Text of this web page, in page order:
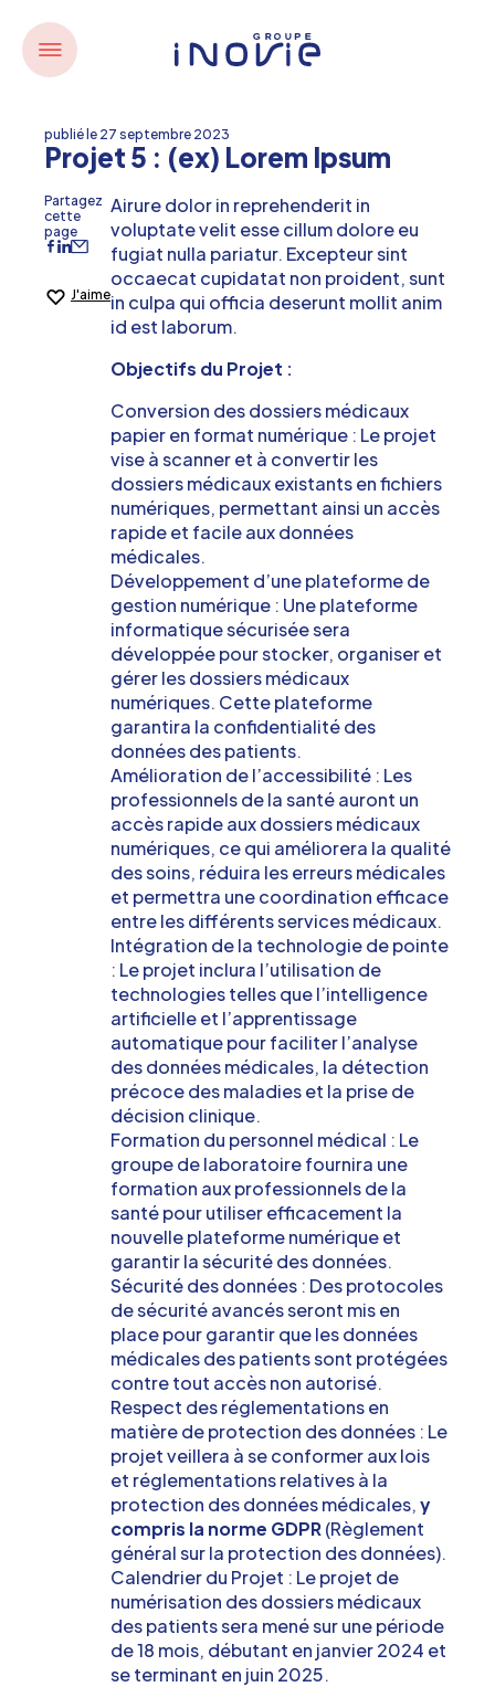
content
publié le 27 septembre 2023
Projet 5 : (ex) Lorem Ipsum
Partagez
cette
page
J'aime
Airure dolor in reprehenderit in
voluptate velit esse cillum dolore eu
fugiat nulla pariatur. Excepteur sint
occaecat cupidatat non proident, sunt
in culpa qui officia deserunt mollit anim
id est laborum.
Objectifs du Projet :
Conversion des dossiers médicaux
papier en format numérique : Le projet
vise à scanner et à convertir les
dossiers médicaux existants en fichiers
numériques, permettant ainsi un accès
rapide et facile aux données
médicales.
Développement d’une plateforme de
gestion numérique : Une plateforme
informatique sécurisée sera
développée pour stocker, organiser et
gérer les dossiers médicaux
numériques. Cette plateforme
garantira la confidentialité des
données des patients.
Amélioration de l’accessibilité : Les
professionnels de la santé auront un
accès rapide aux dossiers médicaux
numériques, ce qui améliorera la qualité
des soins, réduira les erreurs médicales
et permettra une coordination efficace
entre les différents services médicaux.
Intégration de la technologie de pointe
: Le projet inclura l’utilisation de
technologies telles que l’intelligence
artificielle et l’apprentissage
automatique pour faciliter l’analyse
des données médicales, la détection
précoce des maladies et la prise de
décision clinique.
Formation du personnel médical : Le
groupe de laboratoire fournira une
formation aux professionnels de la
santé pour utiliser efficacement la
nouvelle plateforme numérique et
garantir la sécurité des données.
Sécurité des données : Des protocoles
de sécurité avancés seront mis en
place pour garantir que les données
médicales des patients sont protégées
contre tout accès non autorisé.
Respect des réglementations en
matière de protection des données : Le
projet veillera à se conformer aux lois
et réglementations relatives à la
protection des données médicales,y
compris la norme GDPR(Règlement
général sur la protection des données).
Calendrier du Projet : Le projet de
numérisation des dossiers médicaux
des patients sera mené sur une période
de 18 mois, débutant en janvier 2024 et
se terminant en juin 2025.